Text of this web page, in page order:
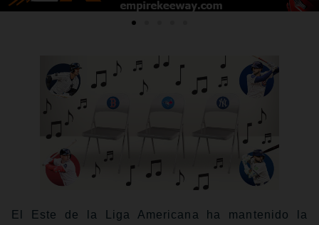
El Este de la Liga Americana ha mantenido la